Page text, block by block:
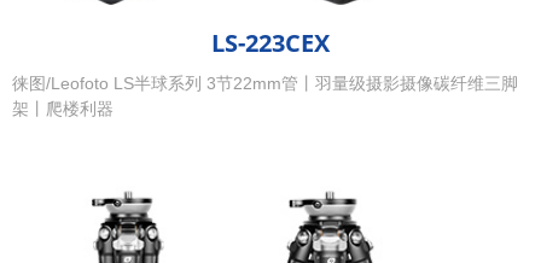
LS-223CEX
徕图/Leofoto LS半球系列 3节22mm管丨羽量级摄影摄像碳纤维三脚
架丨爬楼利器